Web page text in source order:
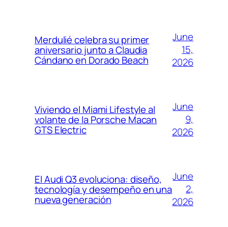
Merdulié celebra su primer
aniversario junto a Claudia
Cándano en Dorado Beach
June
15,
2026
Viviendo el Miami Lifestyle al
volante de la Porsche Macan
GTS Electric
June
9,
2026
El Audi Q3 evoluciona: diseño,
tecnología y desempeño en una
nueva generación
June
2,
2026